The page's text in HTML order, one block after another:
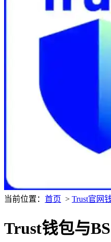
当前位置： 首页 > Trust官网
Trust钱包与